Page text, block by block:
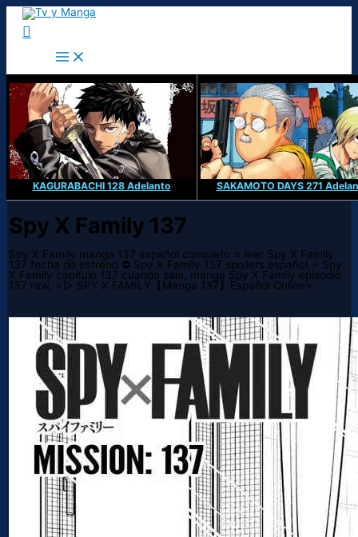
Ir
contenido
Buscar
KAGURABACHI 128 Adelanto SAKAMOTO DAYS 271
Spy X Family 137
Spy X Family manga 137 español completo ⭐ leer Spy X Family
137 fecha de estreno ⛔ Spy X Family 137 spoilers español,⭐ Spy
X Family capitulo 137 cuando sale, manga Spy X Family episodio
137 raw, ⭐▷ SPY X FAMILY【Manga 137】Español Online⭐